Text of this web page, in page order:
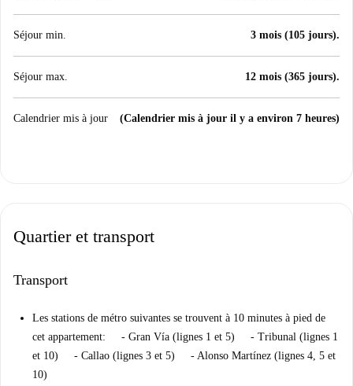
Séjour min. 3 mois (105 jours).
Séjour max. 12 mois (365 jours).
Calendrier mis à jour (Calendrier mis à jour il y a environ 7 heures)
Quartier et transport
Transport
Les stations de métro suivantes se trouvent à 10 minutes à pied de
cet appartement: - Gran Vía (lignes 1 et 5) - Tribunal (lignes 1
et 10) - Callao (lignes 3 et 5) - Alonso Martínez (lignes 4, 5 et
10)